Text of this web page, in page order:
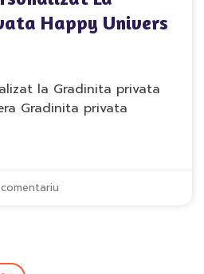
Happy Univers
la Gradinita privata
Gradinita privata